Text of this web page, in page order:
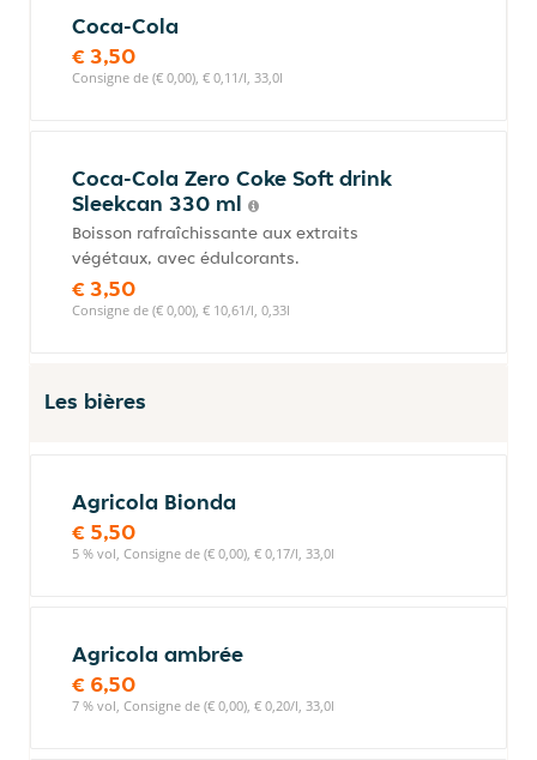
Coca-Cola
€ 3,50
Consigne de (€ 0,00), € 0,11/l, 33,0l
Coca-Cola Zero Coke Soft drink
Sleekcan 330 ml
Boisson rafraîchissante aux extraits
végétaux, avec édulcorants.
€ 3,50
Consigne de (€ 0,00), € 10,61/l, 0,33l
Les bières
Agricola Bionda
€ 5,50
5 % vol, Consigne de (€ 0,00), € 0,17/l, 33,0l
Agricola ambrée
€ 6,50
7 % vol, Consigne de (€ 0,00), € 0,20/l, 33,0l